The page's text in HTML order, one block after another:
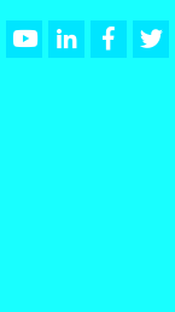
YoutubeLinkedInFacebook